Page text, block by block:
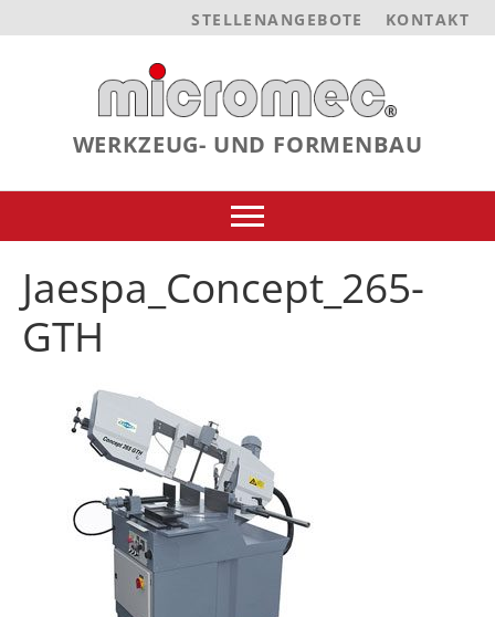
KONTAKT
STELLENANGEBOTE
WERKZEUG- UND FORMENBAU
Jaespa_Concept_265-
GTH